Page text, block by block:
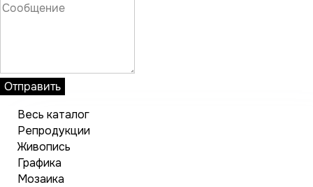
Отправить
Весь каталог
Репродукции
Живопись
Графика
Мозаика